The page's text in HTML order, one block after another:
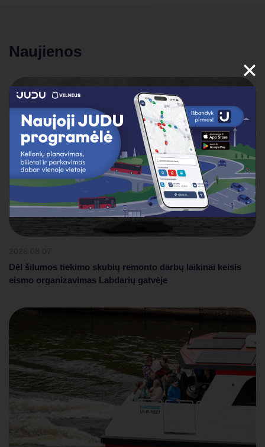
Naujienos
Dėl šilumos tiekimo skubių remonto darbų laikinai keisis
eismo organizavimas Labdarių gatvėje